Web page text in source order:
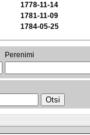
1778-11-14
1781-11-09
1784-05-25
Perenimi